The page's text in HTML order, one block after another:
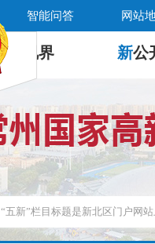
智能问答 网站
新 视界 新公